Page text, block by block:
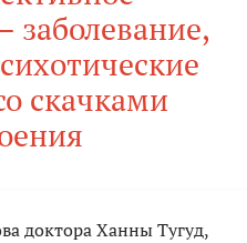
заболевание,
скачками
доктора Ханны Тугуд,